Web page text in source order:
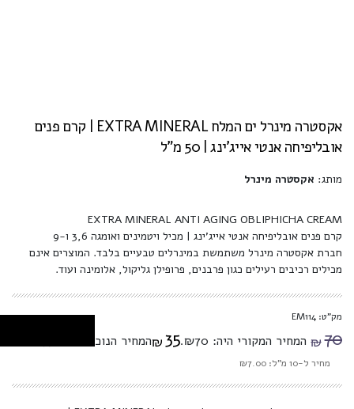
אקסטרה מינרל ים המלח EXTRA MINERAL | קרם פנים
אובליפיחה אנטי אייג'ינג | 50 מ"ל
מותג: אקסטרה מינרל
EXTRA MINERAL ANTI AGING OBLIPHICHA CREAM
קרם פנים אובליפיחה אנטי אייג'ינג | מכיל ויטמינים ואומגה 3,6 ו-9
חברת אקסטרה מינרל משתמשת במינרלים טבעיים בלבד. המוצרים אינם
מכילים רכיבים רעילים כגון פרבנים, פרופילן גליקול, אלומינה ועוד.
מק"ט: EM114
₪70 המחיר המקורי היה: ₪70. ₪35 המחיר הנוכחי הוא: ₪35.
מחיר ל-10 מ"ל: ₪7.00